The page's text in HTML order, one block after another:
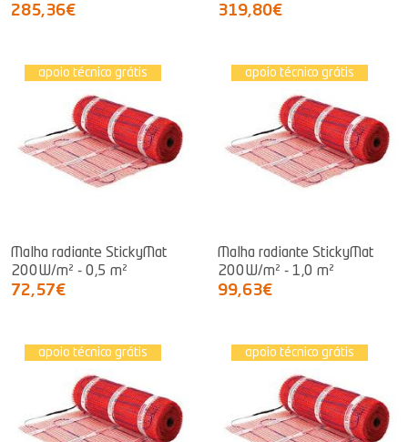
285,36€ 319,80€
apoio técnico grátis
Malha radiante StickyMat
200W/m² - 0,5 m²
72,57€
apoio técnico grátis
Malha radiante StickyMat
200W/m² - 1,0 m²
99,63€
apoio técnico grátis apoio técnico grátis